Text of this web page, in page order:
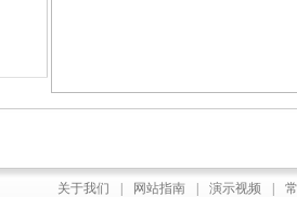
关于我们 网站指南 演示视频